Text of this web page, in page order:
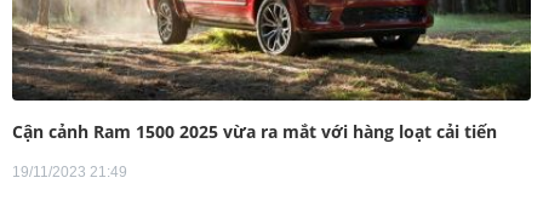
Cận cảnh Ram 1500 2025 vừa ra mắt với hàng loạt cải tiến
19/11/2023 21:49